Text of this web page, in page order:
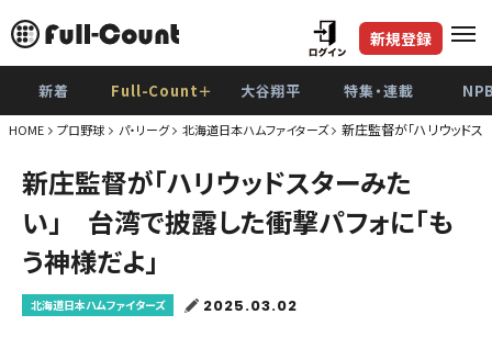
新規登録
新着 Full-Count＋ 大谷翔平 特集・連載
HOME プロ野球 パ・リーグ 北海道日本ハムファイターズ 新庄監督が「ハリウッドス
新庄監督が「ハリウッドスターみた
い」 台湾で披露した衝撃パフォに「も
う神様だよ」
北海道日本ハムファイターズ 2025.03.02